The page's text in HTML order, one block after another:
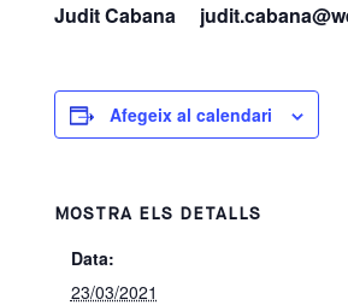
Judit Cabana
Afegeix al calendari
MOSTRA ELS DETALLS
Data:
23/03/2021